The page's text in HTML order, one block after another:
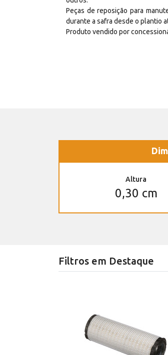
Peças de reposição para
durante a safra desde o plantio
Produto vendido por
Altura
0,30 cm
Filtros em Destaque